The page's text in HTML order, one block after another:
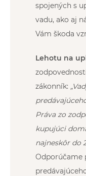
spojených s
vadu, ako aj
Vám škoda
Lehotu na
zákonník:
Práva zo
kupujúci
najneskôr do
Odporúčame